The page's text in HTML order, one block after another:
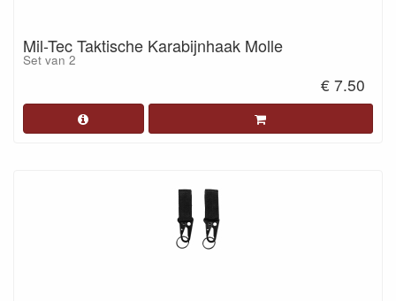
Mil-Tec Taktische Karabijnhaak Molle
Set van 2
€ 7.50